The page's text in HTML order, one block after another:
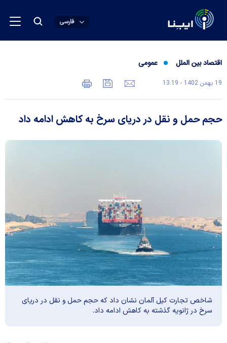
فارسی
اقتصاد بین الملل عمومی
19 بهمن 1402 - 13:19
حجم حمل و نقل در دریای سرخ به کاهش ادامه داد
شاخص تجارت کیل آلمان نشان داد که حجم حمل و نقل در دریای
سرخ در ژانویه گذشته به کاهش ادامه داد.